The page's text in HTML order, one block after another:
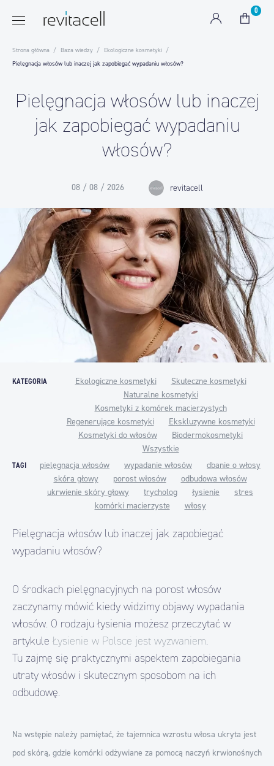
0
Strona główna Baza wiedzy
Ekologiczne kosmetyki
Pielęgnacja włosów lub inaczej jak zapobiegać wypadaniu włosów?
Pielęgnacja włosów lub inaczej
jak zapobiegać wypadaniu
włosów?
08 / 08 / 2026 revitacell
KATEGORIA Ekologiczne kosmetyki
Skuteczne kosmetyki
Naturalne kosmetyki
Kosmetyki z komórek macierzystych
Regenerujące kosmetyki
Ekskluzywne kosmetyki
Kosmetyki do włosów
Biodermokosmetyki
Wszystkie
TAGI pielęgnacja włosów wypadanie włosów
dbanie o włosy
skóra głowy
porost włosów
odbudowa włosów
ukrwienie skóry głowy
trycholog łysienie
stres
komórki macierzyste
włosy
Pielęgnacja włosów lub inaczej jak zapobiegać
wypadaniu włosów?
O środkach pielęgnacyjnych na porost włosów
zaczynamy mówić kiedy widzimy objawy wypadania
włosów. O rodzaju łysienia możesz przeczytać w
artykule Łysienie w Polsce jest wyzwaniem.
Tu zajmę się praktycznymi aspektem zapobiegania
utraty włosów i skutecznym sposobom na ich
odbudowę.
Na wstępie należy pamiętać, że tajemnica wzrostu włosa ukryta jest
pod skórą, gdzie komórki odżywiane za pomocą naczyń krwionośnych